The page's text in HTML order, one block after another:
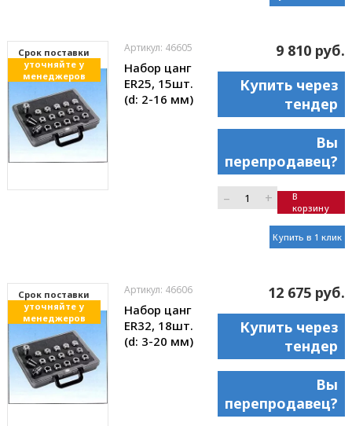
Cрок поставки
уточняйте у
менеджеров
Артикул: 46605
Набор цанг
ER25, 15шт.
(d: 2-16 мм)
9 810 руб.
Купить через
тендер
Вы
перепродавец?
– +
В
корзину
Купить в 1 клик
Cрок поставки
уточняйте у
менеджеров
Артикул: 46606
Набор цанг
ER32, 18шт.
(d: 3-20 мм)
12 675 руб.
Купить через
тендер
Вы
перепродавец?